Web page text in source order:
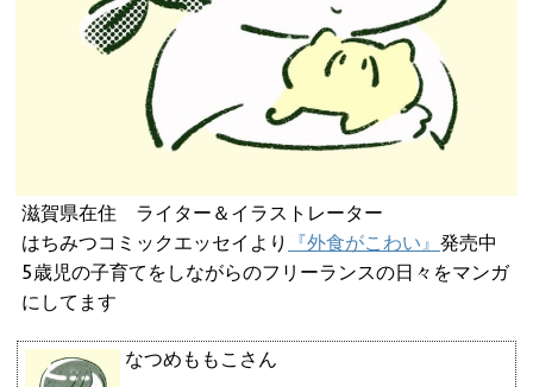
滋賀県在住 ライター＆イラストレーター
はちみつコミックエッセイより
『外食がこわい』 発売中
5歳児の子育てをしながらのフリーランスの日々をマンガ
にしてます
なつめももこさん